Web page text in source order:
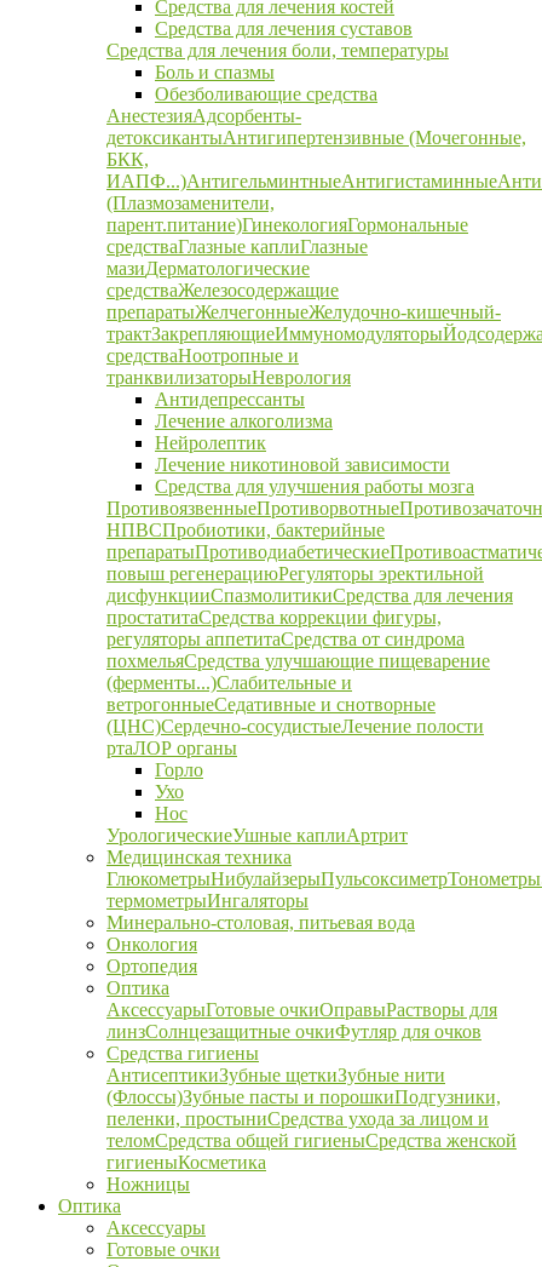
Средства для лечения костей
Средства для лечения суставов
Средства для лечения боли, температуры
Боль и спазмы
Обезболивающие средства
АнестезияАдсорбенты-
детоксикантыАнтигипертензивные (Мочегонные,
БКК,
ИАПФ...)АнтигельминтныеАнтигистаминные
(Плазмозаменители,
парент.питание)ГинекологияГормональные
средстваГлазные каплиГлазные
мазиДерматологические
средстваЖелезосодержащие
препаратыЖелчегонныеЖелудочно-кишечный-
трактЗакрепляющиеИммуномодуляторы
средстваНоотропные и
транквилизаторыНеврология
Антидепрессанты
Лечение алкоголизма
Нейролептик
Лечение никотиновой зависимости
Средства для улучшения работы мозга
ПротивоязвенныеПротиворвотные
НПВСПробиотики, бактерийные
препаратыПротиводиабетические
повыш регенерациюРегуляторы эректильной
дисфункцииСпазмолитикиСредства для лечения
простатитаСредства коррекции фигуры,
регуляторы аппетитаСредства от синдрома
похмельяСредства улучшающие пищеварение
(ферменты...)Слабительные и
ветрогонныеСедативные и снотворные
(ЦНС)Сердечно-сосудистыеЛечение полости
ртаЛОР органы
Горло
Ухо
Нос
УрологическиеУшные каплиАртрит
Медицинская техника
ГлюкометрыНибулайзерыПульсоксиметрТонометры
термометрыИнгаляторы
Минерально-столовая, питьевая вода
Онкология
Ортопедия
Оптика
АксессуарыГотовые очкиОправыРастворы для
линзСолнцезащитные очкиФутляр для очков
Средства гигиены
АнтисептикиЗубные щеткиЗубные нити
(Флоссы)Зубные пасты и порошкиПодгузники,
пеленки, простыниСредства ухода за лицом и
теломСредства общей гигиеныСредства женской
гигиеныКосметика
Ножницы
Оптика
Аксессуары
Готовые очки